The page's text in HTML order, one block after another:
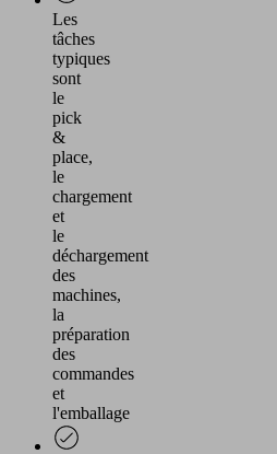
vidéo.
Powered
Usercentrics
Consent
Management
Platform
Les
tâches
typiques
sont
le
pick
&
place,
le
chargement
et
le
déchargement
des
machines,
la
préparation
des
commandes
et
l'emballage